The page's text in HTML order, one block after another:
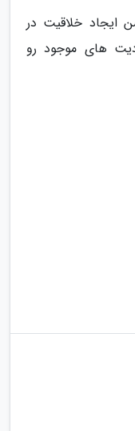
ایجاد خلاقیت در
های موجود رو